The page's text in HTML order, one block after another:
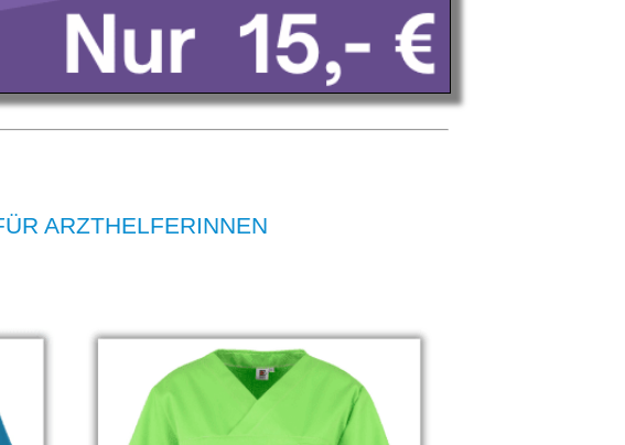
ARZTHELFERINNEN